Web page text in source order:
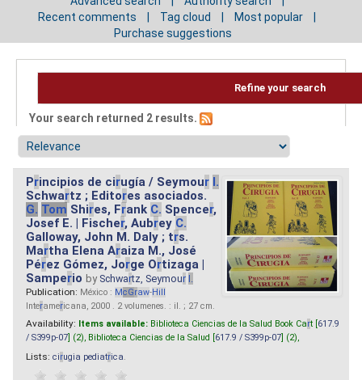
Recent comments
Tag cloud
Most popular
Purchase suggestions
Refine your search
Your search returned 2 results.
Principios de cirugía / Seymour I.
Schwartz ; Editores asociados.
G. Tom Shires, Frank C. Spencer,
Josef E. | Fischer, Aubrey C.
Galloway, John M. Daly ; trs.
Martha Elena Araiza M., José
Pérez Gómez, Jorge Ortizaga |
Samperio by Schwartz, Seymour I.
Publication: México : McGraw-Hill
Interamericana, 2000 . 2 volumenes. : il. ; 27 cm.
Availability: Items available: Biblioteca Ciencias de la Salud Book Cart [ 617.9
/ S399p-07 ] (2), Biblioteca Ciencias de la Salud [ 617.9 / S399p-07 ] (2),
Lists: cirugia pediatrica